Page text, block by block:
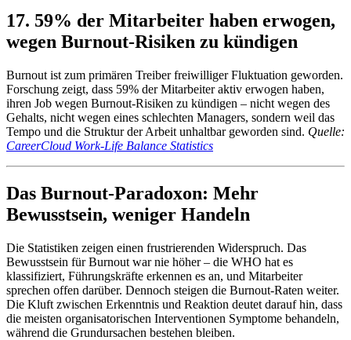
17. 59% der Mitarbeiter haben erwogen,
wegen Burnout-Risiken zu kündigen
Burnout ist zum primären Treiber freiwilliger Fluktuation geworden.
Forschung zeigt, dass 59% der Mitarbeiter aktiv erwogen haben,
ihren Job wegen Burnout-Risiken zu kündigen – nicht wegen des
Gehalts, nicht wegen eines schlechten Managers, sondern weil das
Tempo und die Struktur der Arbeit unhaltbar geworden sind. Quelle:
CareerCloud Work-Life Balance Statistics
Das Burnout-Paradoxon: Mehr
Bewusstsein, weniger Handeln
Die Statistiken zeigen einen frustrierenden Widerspruch. Das
Bewusstsein für Burnout war nie höher – die WHO hat es
klassifiziert, Führungskräfte erkennen es an, und Mitarbeiter
sprechen offen darüber. Dennoch steigen die Burnout-Raten weiter.
Die Kluft zwischen Erkenntnis und Reaktion deutet darauf hin, dass
die meisten organisatorischen Interventionen Symptome behandeln,
während die Grundursachen bestehen bleiben.